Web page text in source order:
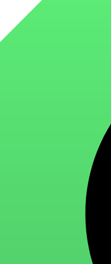
нейтрализации запахов
тканями
изделий
чистящие средства
средства